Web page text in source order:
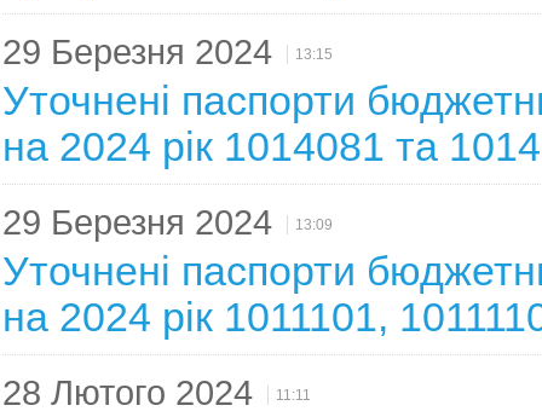
29 Березня 2024 13:15
Уточнені паспорти
на 2024 рік 1014081 та
29 Березня 2024 13:09
Уточнені паспорти
на 2024 рік 1011101,
28 Лютого 2024 11:11